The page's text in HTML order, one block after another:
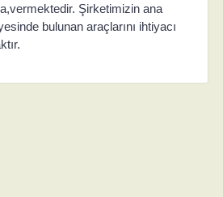
Şirketimizin ana
bulunan araçlarını ihtiyacı